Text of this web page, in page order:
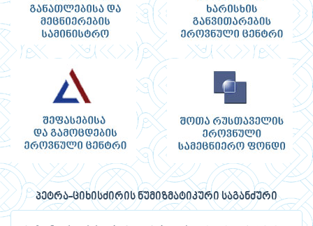
პეტრა-ციხისძირის ნუმიზმატიკური საგანძური